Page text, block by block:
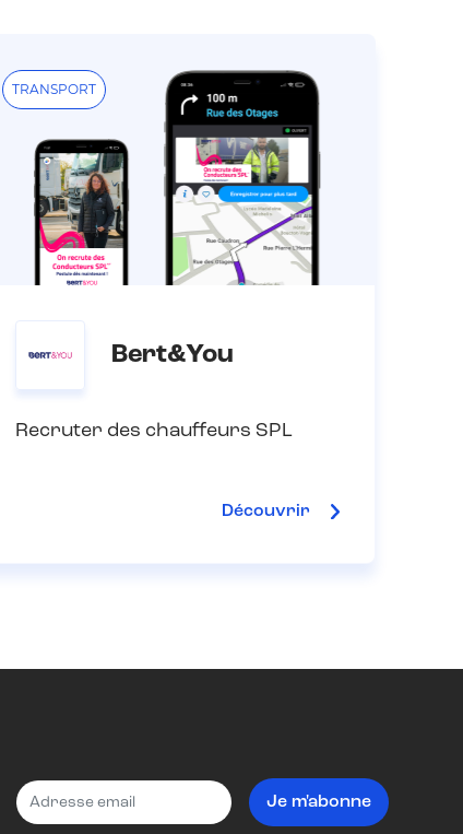
TRANSPORT
Bert&You
Recruter des chauffeurs SPL
Découvrir
Je m'abonne